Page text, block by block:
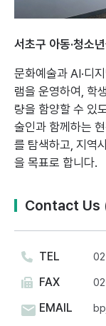
서초구 아동·청소
문화예술과 AI·디
램을 운영하여, 학
량을 함양할 수 있
술인과 함께하는
를 탐색하고, 지역
을 목표로 합니다.
Contact Us
TEL
FAX
EMAIL